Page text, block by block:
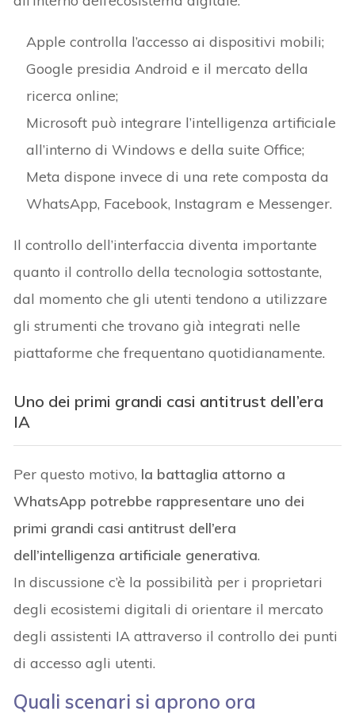
Apple controlla l’accesso ai dispositivi mobili;
Google presidia Android e il mercato della
ricerca online;
Microsoft può integrare l’intelligenza artificiale
all’interno di Windows e della suite Office;
Meta dispone invece di una rete composta da
WhatsApp, Facebook, Instagram e Messenger.
Il controllo dell’interfaccia diventa importante
quanto il controllo della tecnologia sottostante,
dal momento che gli utenti tendono a utilizzare
gli strumenti che trovano già integrati nelle
piattaforme che frequentano quotidianamente.
Uno dei primi grandi casi antitrust dell’era
IA
Per questo motivo, la battaglia attorno a
WhatsApp potrebbe rappresentare uno dei
primi grandi casi antitrust dell’era
dell’intelligenza artificiale generativa.
In discussione c’è la possibilità per i proprietari
degli ecosistemi digitali di orientare il mercato
degli assistenti IA attraverso il controllo dei punti
di accesso agli utenti.
Quali scenari si aprono ora